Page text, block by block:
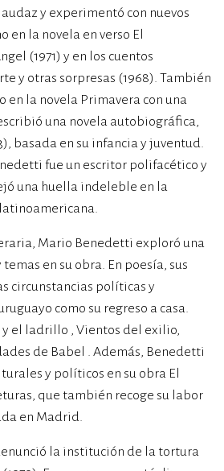
y experimentó con nuevos
en la novela en verso El
(1971) y en los cuentos
y otras sorpresas (1968). También
la novela Primavera con una
una novela autobiográfica,
basada en su infancia y juventud.
fue un escritor polifacético y
una huella indeleble en la
Mario Benedetti exploró una
en su obra. En poesía, sus
circunstancias políticas y
como su regreso a casa.
y el ladrillo , Vientos del exilio,
de Babel . Además, Benedetti
y políticos en su obra El
que también recoge su labor
en Madrid.
la institución de la tortura